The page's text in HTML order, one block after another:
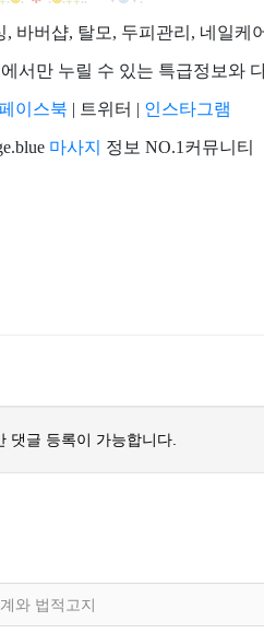
, 바버샵, 탈모, 두피관리, 네일케
서만 누릴 수 있는 특급정보와
이스북 | 트위터 | 인스타그램
마사지 정보 NO.1커뮤니티
댓글 등록이 가능합니다.
와 법적고지